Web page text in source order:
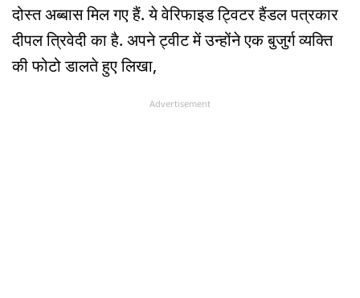
दोस्त अब्बास मिल गए हैं. ये वेरिफाइड ट्विटर हैंडल पत्रकार
दीपल त्रिवेदी का है. अपने ट्वीट में उन्होंने एक बुजुर्ग व्यक्ति
की फोटो डालते हुए लिखा,
Advertisement